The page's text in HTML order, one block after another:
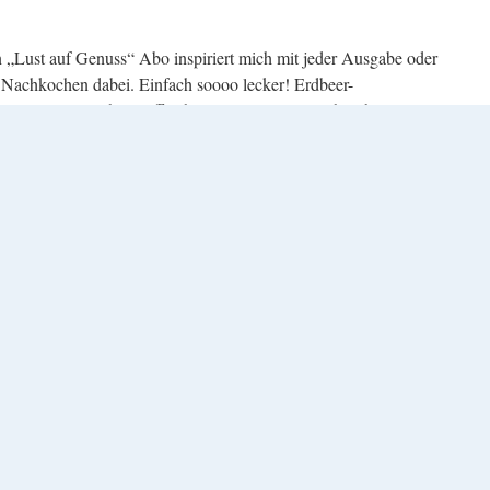
auf Genuss“ Abo inspiriert mich mit jeder Ausgabe oder
dabei. Einfach soooo lecker! Erdbeer-
Vorspeise Author: löffelchen Serves: 4 Eine richtig beerige